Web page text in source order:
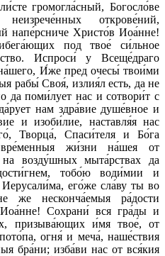
громогла́сный, Богосло́ве
открове́ний,
напе́рсниче Христо́в Иоа́нне!
под твое́ си́льное
Испроси́ у Всеще́драго
И́же пред очесы́ твои́ми
рабы́ Своя́, излия́л есть, да не
да поми́лует нас и сотвори́т с
нам здра́вие душе́вное и
и изоби́лие, наставля́я нас
Творца́, Спаси́теля и Бо́га
жи́зни на́шея от
на возду́шных мыта́рствах да
тобо́ю води́мии и
его́же сла́ву ты во
же несконча́емыя ра́дости
Сохрани́ вся гра́ды и
призыва́ющих и́мя твое́, от
огня́ и меча́, наше́ствия
бра́ни; изба́ви нас от вся́кия